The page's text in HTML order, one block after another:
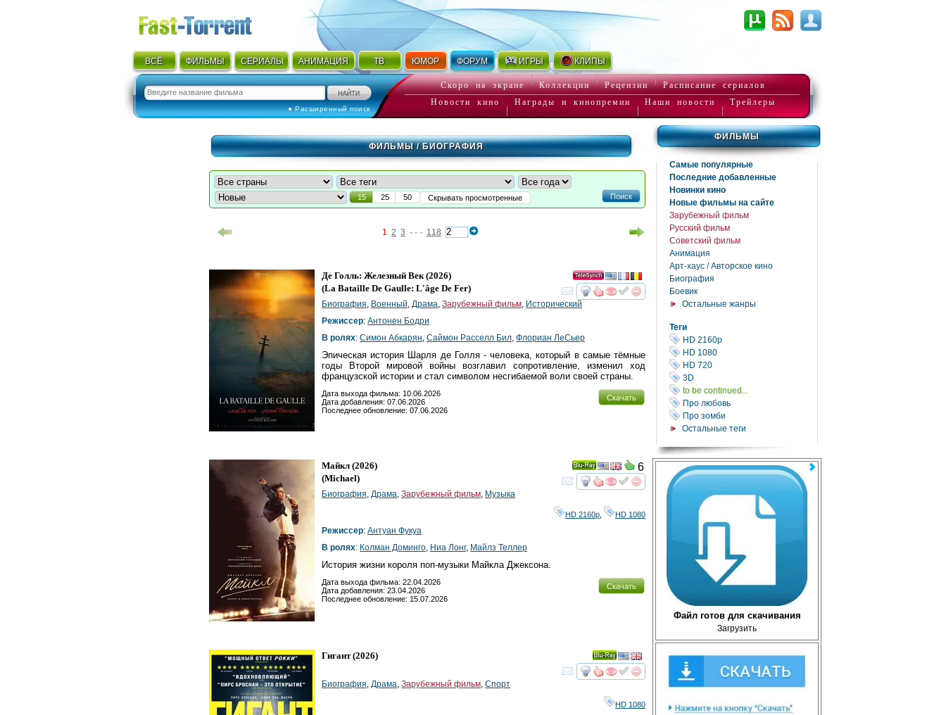
ВСЁ ФИЛЬМЫ СЕРИАЛЫ АНИМАЦИЯ ТВ ЮМОР ФОРУМ ИГРЫ КЛИПЫ
● Расширенный поиск
Скоро на экране Коллекции Рецензии
Расписание сериалов
Новости кино
Награды и кинопремии Наши новости Трейлеры
ФИЛЬМЫ
Самые популярные
Последние добавленные
Новинки кино
Новые фильмы на сайте
Зарубежный фильм
Русский фильм
Советский фильм
Анимация
Арт-хаус / Авторское кино
Биография
Боевик
Остальные жанры
Теги
HD 2160р
HD 1080
HD 720
3D
to be continued...
Про любовь
Про зомби
Остальные теги
Файл готов для скачивания
Загрузить
ФИЛЬМЫ/ БИОГРАФИЯ
Поиск
15 25 50 Скрывать просмотренные
1 2 3 · · · 118
смотретьинтересует
Де Голль: Железный Век(2026)
(La Bataille De Gaulle: L'âge De Fer)
Биография, Военный, Драма, Зарубежный фильм, Исторический
Режиссер: Антонен Бодри
В ролях: Симон Абкарян, Саймон Расселл Бил, Флориан ЛеСьер
Эпическая история Шарля де Голля - человека, который в самые тёмные
годы Второй мировой войны возглавил сопротивление, изменил ход
французской истории и стал символом несгибаемой воли своей страны.
Скачать
Дата выхода фильма: 10.06.2026
Дата добавления: 07.06.2026
Последнее обновление: 07.06.2026
смотретьинтересует
Ray
6
Майкл (2026)
(Michael)
Биография, Драма, Зарубежный фильм, Музыка
HD 2160р HD 1080
Режиссер: Антуан Фукуа
В ролях: Колман Доминго, Ниа Лонг, Майлз Теллер
История жизни короля поп-музыки Майкла Джексона.
Скачать
Дата выхода фильма: 22.04.2026
Дата добавления: 23.04.2026
Последнее обновление: 15.07.2026
смотретьинтересует
Ray
Гигант(2026)
Биография, Драма, Зарубежный фильм, Спорт
HD 1080